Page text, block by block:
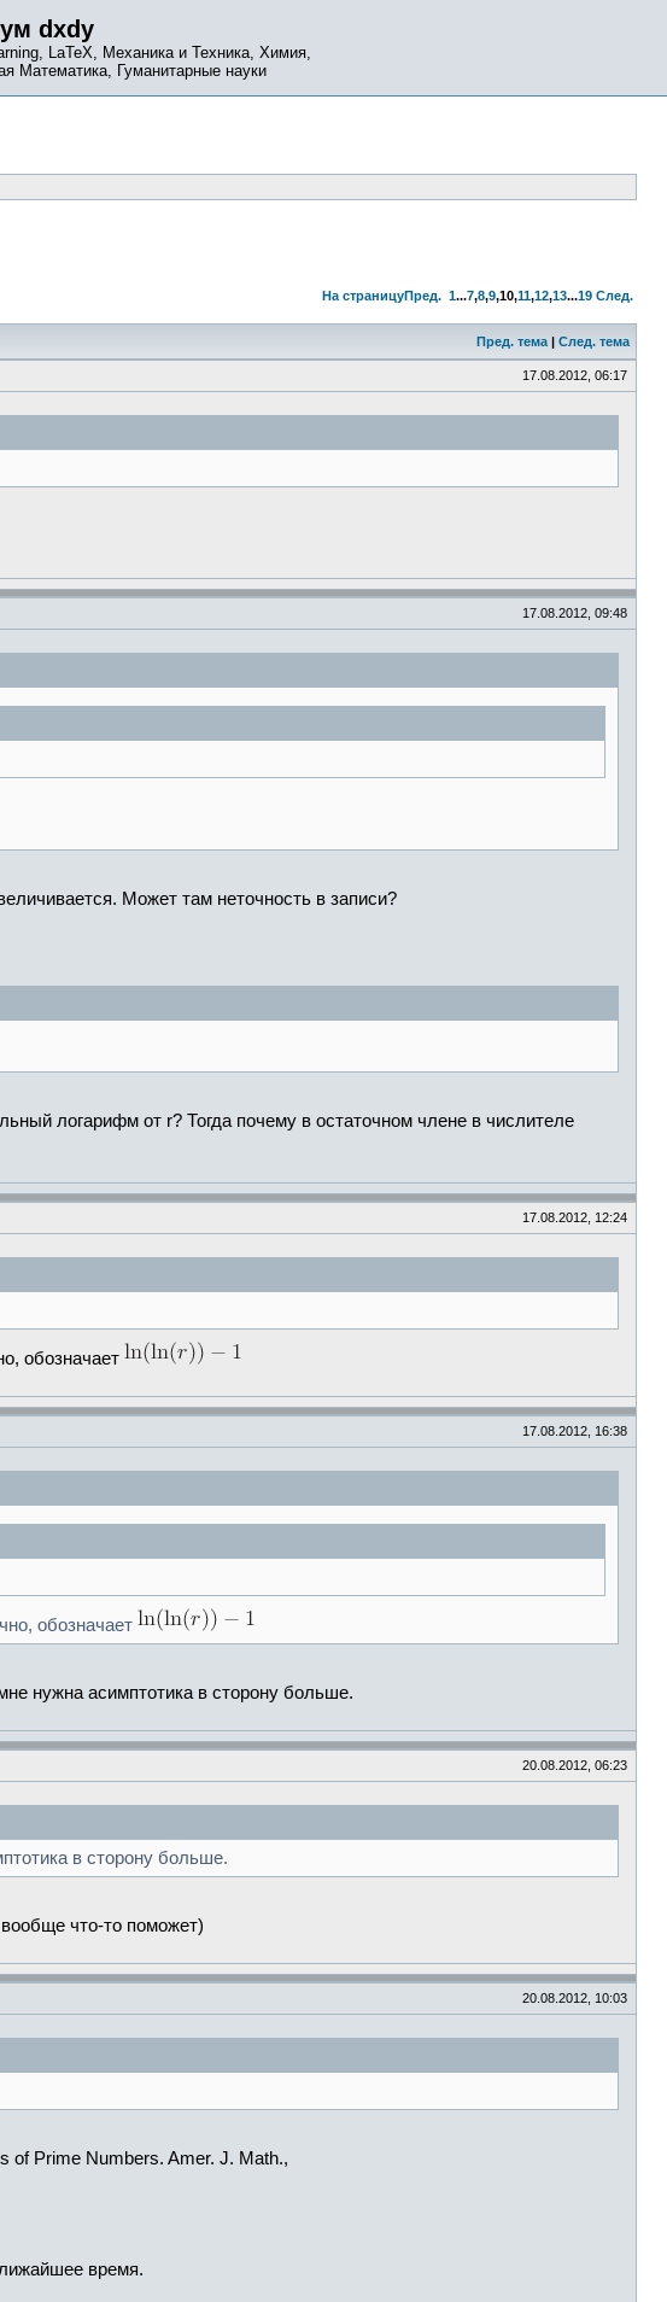
dxdy
LaTeX, Механика и Техника, Химия,
Математика, Гуманитарные науки
На страницуПред. 1...7,8,9,10,11,12,13...19 След.
Пред. тема | След. тема
17.08.2012, 06:17
17.08.2012, 09:48
Может там неточность в записи?
логарифм от r? Тогда почему в остаточном члене в числителе
17.08.2012, 12:24
обозначает
17.08.2012, 16:38
обозначает
нужна асимптотика в сторону больше.
20.08.2012, 06:23
в сторону больше.
что-то поможет)
20.08.2012, 10:03
of Prime Numbers. Amer. J. Math.,
время.